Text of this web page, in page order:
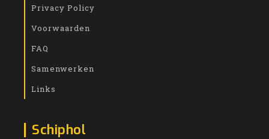
Privacy Policy
Voorwaarden
FAQ
Samenwerken
Links
Schiphol